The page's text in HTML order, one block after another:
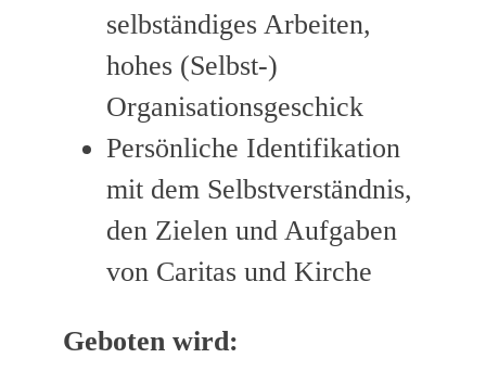
selbständiges Arbeiten,
hohes (Selbst-)
Organisationsgeschick
Persönliche Identifikation
mit dem Selbstverständnis,
den Zielen und Aufgaben
von Caritas und Kirche
Geboten wird: